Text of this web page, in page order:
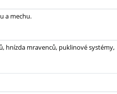
a mechu.
hnízda mravenců, puklinové systémy,